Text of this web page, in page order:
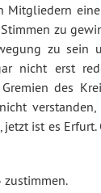
Mitgliedern
zu
zu sein
nicht erst
des
ist es